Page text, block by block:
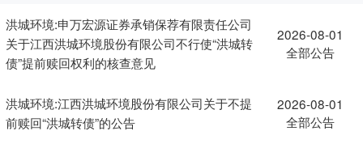
洪城环境:申万宏源证券承销保荐有限责任公司
关于江西洪城环境股份有限公司不行使“洪城转
债”提前赎回权利的核查意见
2026-08-01
全部公告
洪城环境:江西洪城环境股份有限公司关于不提
前赎回“洪城转债”的公告
2026-08-01
全部公告